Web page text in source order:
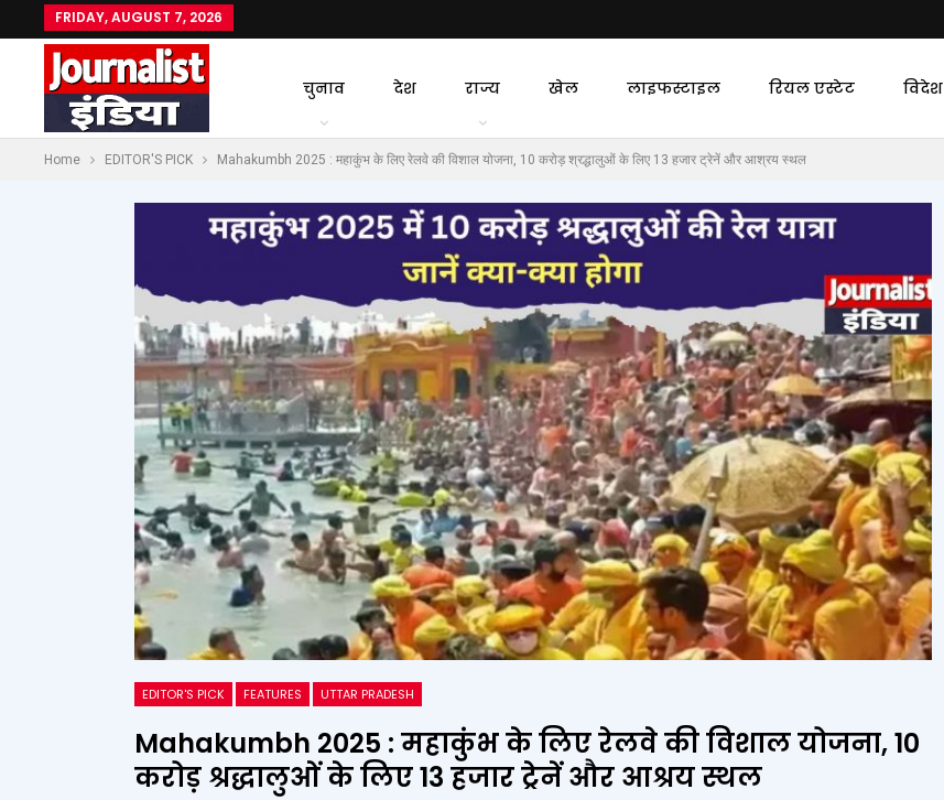
FRIDAY, AUGUST 7, 2026
चुनाव देश राज्य खेल लाइफस्टाइल रियल एस्टेट विदेश
Home EDITOR'S PICK Mahakumbh 2025 : महाकुंभ के लिए रेलवे की विशाल योजना, 10 करोड़ श्रद्धालुओं के लिए 13 हजार ट्रेनें और आश्रय स्थल
EDITOR'S PICK FEATURES UTTAR PRADESH
Mahakumbh 2025 : महाकुंभ के लिए रेलवे की विशाल योजना, 10
करोड़ श्रद्धालुओं के लिए 13 हजार ट्रेनें और आश्रय स्थल